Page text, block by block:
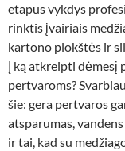
etapus vykdys
rinktis įvairiais
kartono plokštės ir
Į ką atkreipti dėmesį
pertvaroms?
šie: gera pertvaros
atsparumas,
ir tai, kad su